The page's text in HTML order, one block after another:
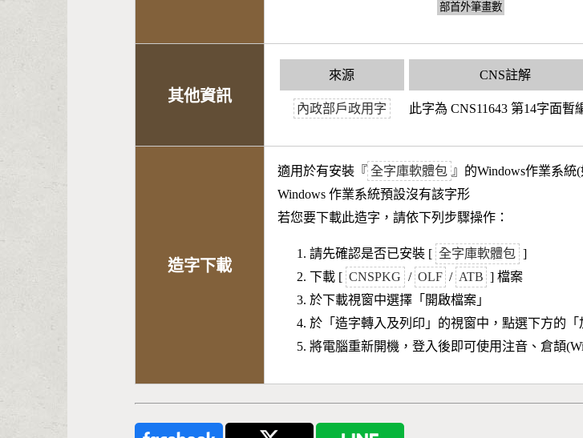
部首外筆畫數
其他資訊
來源
內政部戶政用字
CNS註解
此字為 CNS11643 第14字面暫
造字下載
適用於有安裝『 全字庫軟體包 』的Windows作業系統(
Windows 作業系統預設沒有該字形
若您要下載此造字，請依下列步驟操作：
請先確認是否已安裝 [ 全字庫軟體包 ]
下載 [ CNSPKG / OLF / ATB ] 檔案
於下載視窗中選擇「開啟檔案」
於「造字轉入及列印」的視窗中，點選下方的「
將電腦重新開機，登入後即可使用注音、倉頡